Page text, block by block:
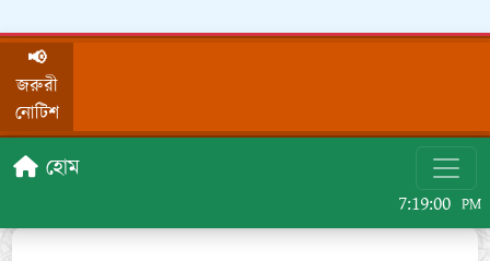
📢
জরুরী
নোটিশ
হোম
7:19:00 PM